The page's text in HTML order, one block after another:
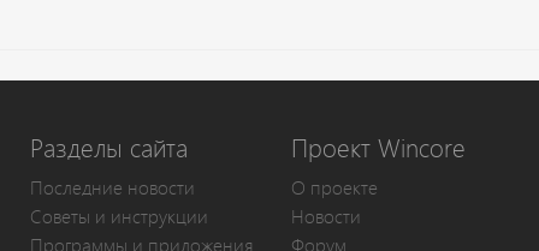
Разделы сайта
Последние новости
Советы и инструкции
Программы и приложения
Проект Wincore
О проекте
Новости
Форум